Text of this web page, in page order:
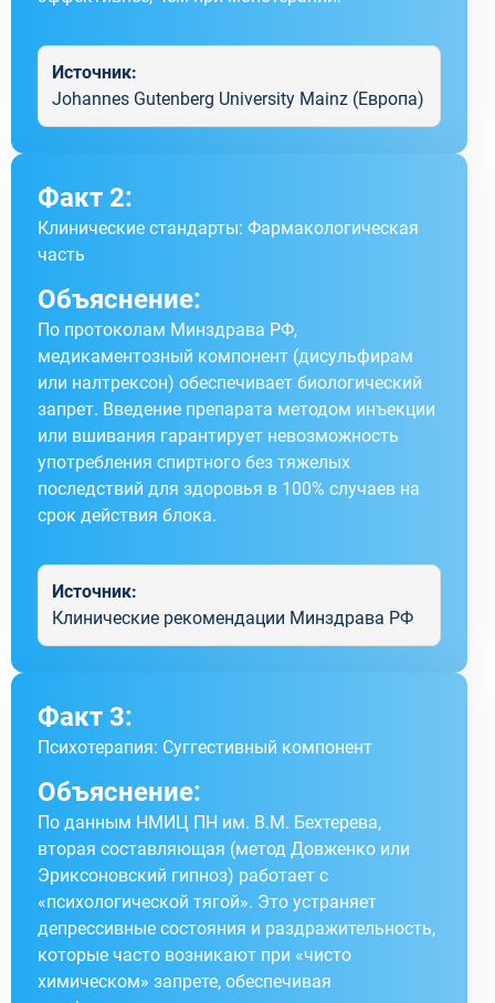
Источник:
Johannes Gutenberg University Mainz (Европа)
Факт 2:
Клинические стандарты: Фармакологическая
часть
Объяснение:
По протоколам Минздрава РФ,
медикаментозный компонент (дисульфирам
или налтрексон) обеспечивает биологический
запрет. Введение препарата методом инъекции
или вшивания гарантирует невозможность
употребления спиртного без тяжелых
последствий для здоровья в 100% случаев на
срок действия блока.
Источник:
Клинические рекомендации Минздрава РФ
Факт 3:
Психотерапия: Суггестивный компонент
Объяснение:
По данным НМИЦ ПН им. В.М. Бехтерева,
вторая составляющая (метод Довженко или
Эриксоновский гипноз) работает с
«психологической тягой». Это устраняет
депрессивные состояния и раздражительность,
которые часто возникают при «чисто
химическом» запрете, обеспечивая